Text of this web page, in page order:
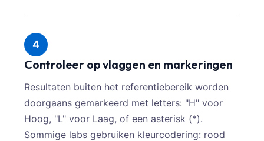
4
Controleer op vlaggen en markeringen
Resultaten buiten het referentiebereik worden
doorgaans gemarkeerd met letters: "H" voor
Hoog, "L" voor Laag, of een asterisk (*).
Sommige labs gebruiken kleurcodering: rood